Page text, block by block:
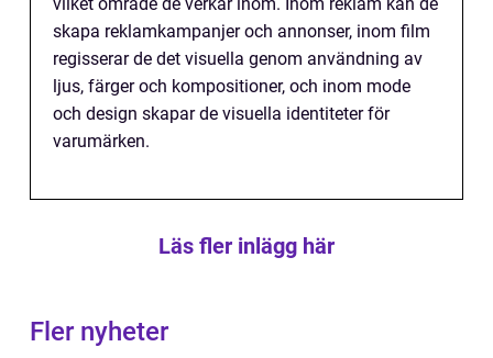
skapa reklamkampanjer och annonser, inom film
regisserar de det visuella genom användning av
ljus, färger och kompositioner, och inom mode
och design skapar de visuella identiteter för
varumärken.
Läs fler inlägg här
Fler nyheter